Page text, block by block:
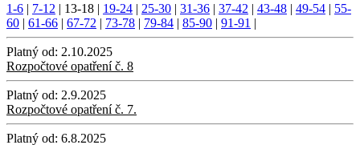
1-6 | 7-12 | 13-18 | 19-24 | 25-30 | 31-36 | 37-42 | 43-48 | 49-54 | 55-
60 | 61-66 | 67-72 | 73-78 | 79-84 | 85-90 | 91-91 |
Platný od: 2.10.2025
Rozpočtové opatření č. 8
Platný od: 2.9.2025
Rozpočtové opatření č. 7.
Platný od: 6.8.2025